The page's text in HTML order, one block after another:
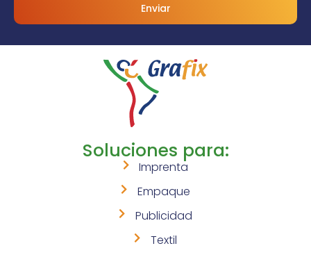
Enviar
Soluciones para:
Imprenta
Empaque
Publicidad
Textil